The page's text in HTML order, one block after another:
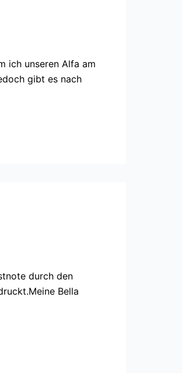
ich unseren Alfa am
gibt es nach
durch den
Bella